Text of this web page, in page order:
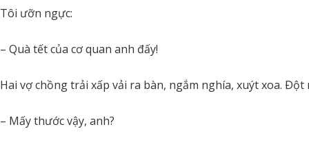
Tôi ưỡn ngực:
– Quà tết của cơ quan anh đấy!
Hai vợ chồng trải xấp vải ra bàn, ngắm nghía, xuýt xoa.
– Mấy thước vậy, anh?